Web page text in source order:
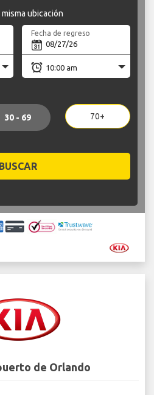
ubicación
Fecha de regreso
30 - 69 70+
BUSCAR
de Orlando